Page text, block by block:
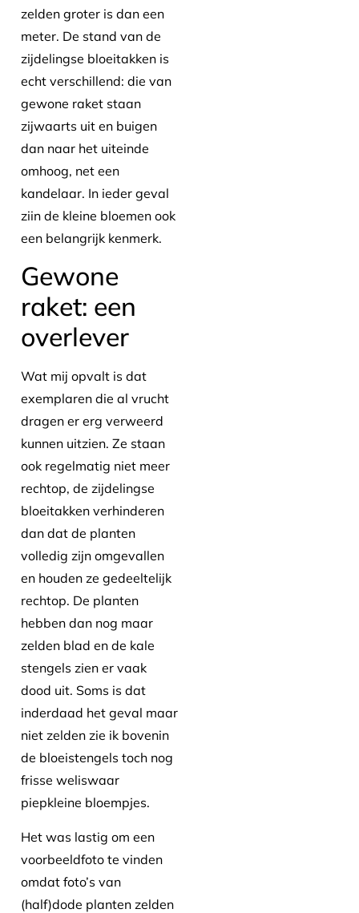
zelden groter is dan een
meter. De stand van de
zijdelingse bloeitakken is
echt verschillend: die van
gewone raket staan
zijwaarts uit en buigen
dan naar het uiteinde
omhoog, net een
kandelaar. In ieder geval
ziin de kleine bloemen ook
een belangrijk kenmerk.
Gewone
raket: een
overlever
Wat mij opvalt is dat
exemplaren die al vrucht
dragen er erg verweerd
kunnen uitzien. Ze staan
ook regelmatig niet meer
rechtop, de zijdelingse
bloeitakken verhinderen
dan dat de planten
volledig zijn omgevallen
en houden ze gedeeltelijk
rechtop. De planten
hebben dan nog maar
zelden blad en de kale
stengels zien er vaak
dood uit. Soms is dat
inderdaad het geval maar
niet zelden zie ik bovenin
de bloeistengels toch nog
frisse weliswaar
piepkleine bloempjes.
Het was lastig om een
voorbeeldfoto te vinden
omdat foto’s van
(half)dode planten zelden